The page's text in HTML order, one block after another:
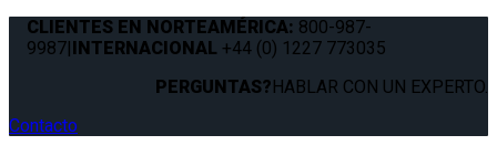
CLIENTES EN NORTEAMÉRICA: 800-987-
9987|INTERNACIONAL +44 (0) 1227 773035
PERGUNTAS?HABLAR CON UN EXPERTO.
Contacto